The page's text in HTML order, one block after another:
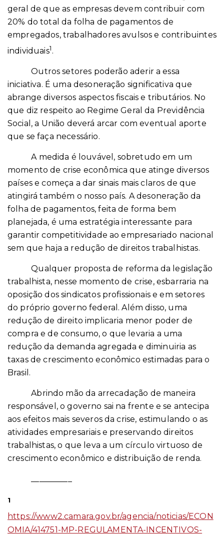
geral de que as empresas devem contribuir com
20% do total da folha de pagamentos de
empregados, trabalhadores avulsos e contribuintes
individuais1.
Outros setores poderão aderir a essa
iniciativa. É uma desoneração significativa que
abrange diversos aspectos fiscais e tributários. No
que diz respeito ao Regime Geral da Previdência
Social, a União deverá arcar com eventual aporte
que se faça necessário.
A medida é louvável, sobretudo em um
momento de crise econômica que atinge diversos
países e começa a dar sinais mais claros de que
atingirá também o nosso país. A desoneração da
folha de pagamentos, feita de forma bem
planejada, é uma estratégia interessante para
garantir competitividade ao empresariado nacional
sem que haja a redução de direitos trabalhistas.
Qualquer proposta de reforma da legislação
trabalhista, nesse momento de crise, esbarraria na
oposição dos sindicatos profissionais e em setores
do próprio governo federal. Além disso, uma
redução de direito implicaria menor poder de
compra e de consumo, o que levaria a uma
redução da demanda agregada e diminuiria as
taxas de crescimento econômico estimadas para o
Brasil.
Abrindo mão da arrecadação de maneira
responsável, o governo sai na frente e se antecipa
aos efeitos mais severos da crise, estimulando o as
atividades empresariais e preservando direitos
trabalhistas, o que leva a um círculo virtuoso de
crescimento econômico e distribuição de renda.
1
https://www2.camara.gov.br/agencia/noticias/ECON
OMIA/414751-MP-REGULAMENTA-INCENTIVOS-